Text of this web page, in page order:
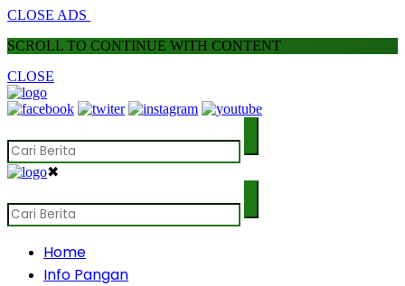
CLOSE ADS
SCROLL TO CONTINUE WITH CONTENT
CLOSE
✖
Home
Info Pangan